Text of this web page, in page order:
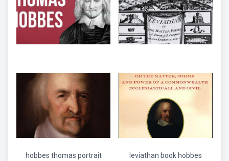
hobbes thomas portrait
leviathan book hobbes